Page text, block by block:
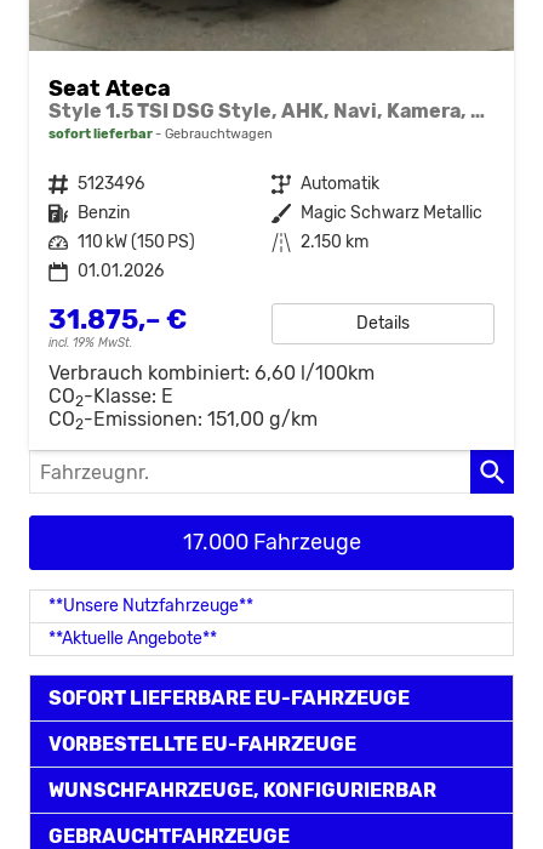
Seat Ateca
Style 1.5 TSI DSG Style, AHK, Navi, Kamera, el. Klappe
sofort lieferbar Gebrauchtwagen
Fahrzeugnr. 5123496 Getriebe Automatik
Kraftstoff Benzin Außenfarbe Magic Schwarz Metallic
Leistung 110 kW (150 PS) Kilometerstand 2.150 km
01.01.2026
31.875,– €
incl. 19% MwSt.
Details
Verbrauch kombiniert: 6,60 l/100km
CO2-Klasse: E
CO2-Emissionen: 151,00 g/km
Fahrzeugnr.
17.000 Fahrzeuge
**Unsere Nutzfahrzeuge**
**Aktuelle Angebote**
SOFORT LIEFERBARE EU-FAHRZEUGE
VORBESTELLTE EU-FAHRZEUGE
WUNSCHFAHRZEUGE, KONFIGURIERBAR
GEBRAUCHTFAHRZEUGE